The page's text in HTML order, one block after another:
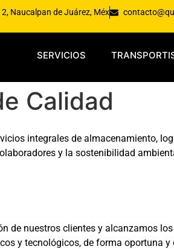
Naucalpan de Juárez, Méx
SERVICIOS
Calidad
integrales de almacenamiento,
y la sostenibilidad
de nuestros clientes y alcanzamos
y tecnológicos, de forma oportuna